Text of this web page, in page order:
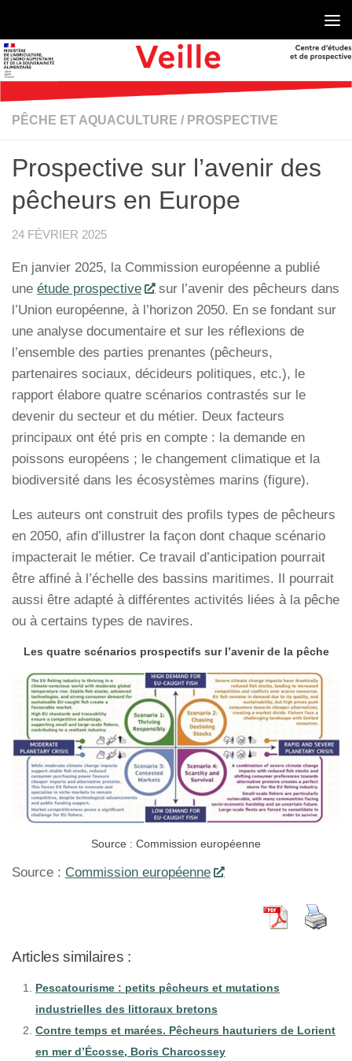
PÊCHE ET AQUACULTURE / PROSPECTIVE
Prospective sur l’avenir des
pêcheurs en Europe
24 FÉVRIER 2025
En janvier 2025, la Commission européenne a publié
une étude prospective
sur l’avenir des pêcheurs dans
l’Union européenne, à l’horizon 2050. En se fondant sur
une analyse documentaire et sur les réflexions de
l’ensemble des parties prenantes (pêcheurs,
partenaires sociaux, décideurs politiques, etc.), le
rapport élabore quatre scénarios contrastés sur le
devenir du secteur et du métier. Deux facteurs
principaux ont été pris en compte : la demande en
poissons européens ; le changement climatique et la
biodiversité dans les écosystèmes marins (figure).
Les auteurs ont construit des profils types de pêcheurs
en 2050, afin d’illustrer la façon dont chaque scénario
impacterait le métier. Ce travail d’anticipation pourrait
être affiné à l’échelle des bassins maritimes. Il pourrait
aussi être adapté à différentes activités liées à la pêche
ou à certains types de navires.
Les quatre scénarios prospectifs sur l’avenir de la pêche
Source : Commission européenne
Source : Commission européenne
Articles similaires :
Pescatourisme : petits pêcheurs et mutations
industrielles des littoraux bretons
Contre temps et marées. Pêcheurs hauturiers de Lorient
en mer d’Écosse, Boris Charcossey